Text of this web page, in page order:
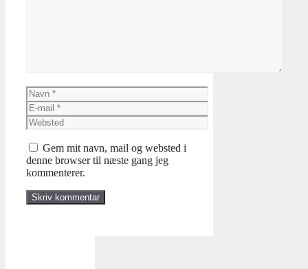
Navn
E-
mail
Websted
Gem mit navn, mail og websted i
denne browser til næste gang jeg
kommenterer.